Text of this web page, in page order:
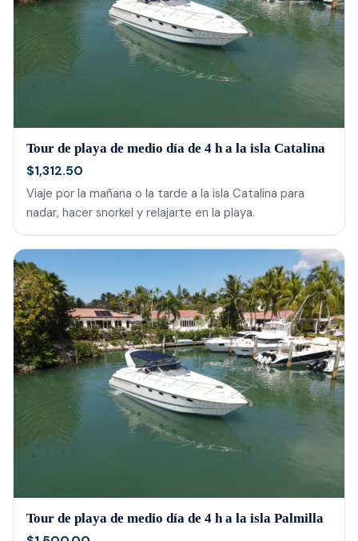
Tour de playa de medio día de 4 h a la isla Catalina
$1,312.50
Viaje por la mañana o la tarde a la isla Catalina para
nadar, hacer snorkel y relajarte en la playa.
Tour de playa de medio día de 4 h a la isla Palmilla